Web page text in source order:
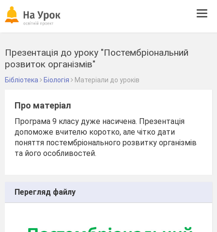
Презентація до уроку "Постембріональний
розвиток організмів"
Бібліотека Біологія Матеріали до уроків
Про матеріал
Програма 9 класу дуже насичена. Презентація
допоможе вчителю коротко, але чітко дати
поняття постембріонального розвитку організмів
та його особливостей.
Перегляд файлу